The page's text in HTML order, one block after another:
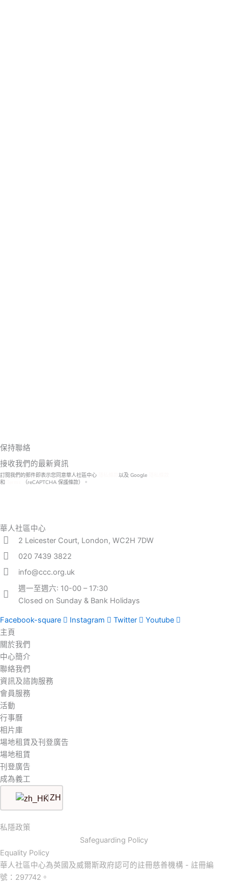
保持聯絡
接收我們的最新資訊
訂閱我們的郵件即表示您同意華人社區中心 以及 Google
和
（reCAPTCHA 保護條款）。
華人社區中心
2 Leicester Court, London, WC2H 7DW
020 7439 3822
info@ccc.org.uk
週一至週六: 10-00 – 17:30
Closed on Sunday & Bank Holidays
Facebook-square Instagram Twitter
Youtube
主頁
關於我們
中心簡介
聯絡我們
資訊及諮詢服務
會員服務
活動
行事曆
相片庫
場地租賃及刊登廣告
場地租賃
刊登廣告
成為義工
ZH
私隱政策
Safeguarding Policy
Equality Policy
華人社區中心為英國及威爾斯政府認可的註冊慈善機構 - 註冊編
號：297742。